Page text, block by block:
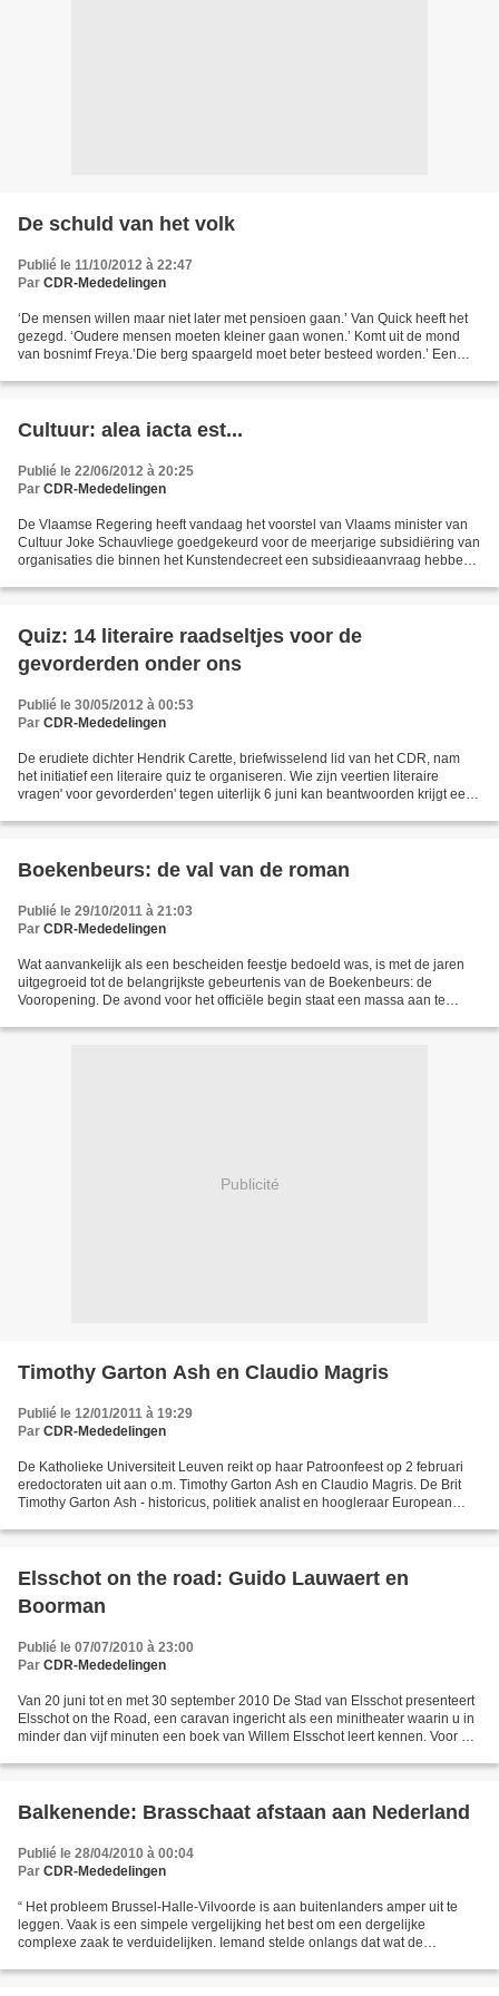
De schuld van het volk
Publié le 11/10/2012 à 22:47
Par CDR-Mededelingen
‘De mensen willen maar niet later met pensioen gaan.’ Van Quick heeft het
gezegd. ‘Oudere mensen moeten kleiner gaan wonen.’ Komt uit de mond
van bosnimf Freya.’Die berg spaargeld moet beter besteed worden.’ Een
Cultuur: alea iacta est...
Publié le 22/06/2012 à 20:25
Par CDR-Mededelingen
De Vlaamse Regering heeft vandaag het voorstel van Vlaams minister van
Cultuur Joke Schauvliege goedgekeurd voor de meerjarige subsidiëring van
organisaties die binnen het Kunstendecreet een subsidieaanvraag hebben
Quiz: 14 literaire raadseltjes voor de
gevorderden onder ons
Publié le 30/05/2012 à 00:53
Par CDR-Mededelingen
De erudiete dichter Hendrik Carette, briefwisselend lid van het CDR, nam
het initiatief een literaire quiz te organiseren. Wie zijn veertien literaire
vragen' voor gevorderden' tegen uiterlijk 6 juni kan beantwoorden krijgt een
Boekenbeurs: de val van de roman
Publié le 29/10/2011 à 21:03
Par CDR-Mededelingen
Wat aanvankelijk als een bescheiden feestje bedoeld was, is met de jaren
uitgegroeid tot de belangrijkste gebeurtenis van de Boekenbeurs: de
Vooropening. De avond voor het officiële begin staat een massa aan te
Publicité
Timothy Garton Ash en Claudio Magris
Publié le 12/01/2011 à 19:29
Par CDR-Mededelingen
De Katholieke Universiteit Leuven reikt op haar Patroonfeest op 2 februari
eredoctoraten uit aan o.m. Timothy Garton Ash en Claudio Magris. De Brit
Timothy Garton Ash - historicus, politiek analist en hoogleraar European
Elsschot on the road: Guido Lauwaert en
Boorman
Publié le 07/07/2010 à 23:00
Par CDR-Mededelingen
Van 20 juni tot en met 30 september 2010 De Stad van Elsschot presenteert
Elsschot on the Road, een caravan ingericht als een minitheater waarin u in
minder dan vijf minuten een boek van Willem Elsschot leert kennen. Voor de
Balkenende: Brasschaat afstaan aan Nederland
Publié le 28/04/2010 à 00:04
Par CDR-Mededelingen
“ Het probleem Brussel-Halle-Vilvoorde is aan buitenlanders amper uit te
leggen. Vaak is een simpele vergelijking het best om een dergelijke
complexe zaak te verduidelijken. Iemand stelde onlangs dat wat de